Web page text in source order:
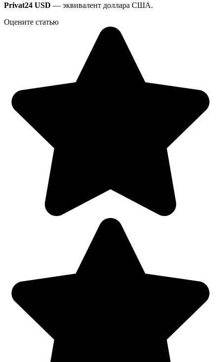
Privat24 USD — эквивалент доллара США.
Оцените статью